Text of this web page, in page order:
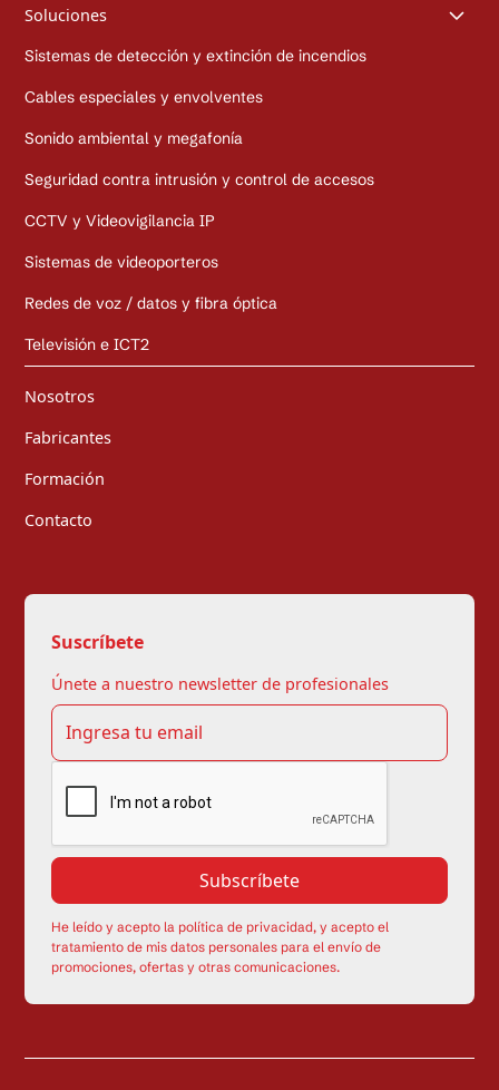
Nosotros
Fabricantes
Formación
Contacto
Soluciones
Sistemas de detección y extinción de incendios
Cables especiales y envolventes
Sonido ambiental y megafonía
Seguridad contra intrusión y control de accesos
CCTV y Videovigilancia IP
Sistemas de videoporteros
Redes de voz / datos y fibra óptica
Televisión e ICT2
Suscríbete
Únete a nuestro newsletter de profesionales
He leído y acepto la política de privacidad, y acepto el
tratamiento de mis datos personales para el envío de
promociones, ofertas y otras comunicaciones.